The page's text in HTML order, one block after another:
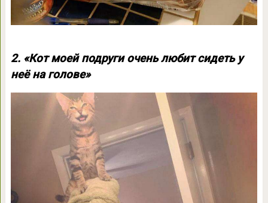
2. «Кот моей подруги очень любит сидеть у
неё на голове»